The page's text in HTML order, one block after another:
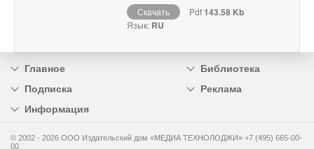
Скачать Pdf143.58 Kb
Язык: RU
Главное
Библиотека
Подписка
Реклама
Информация
© 2002 - 2026 OOO Издательский дом «МЕДИА ТЕХНОЛОДЖИ» +7 (495) 665-00-
00